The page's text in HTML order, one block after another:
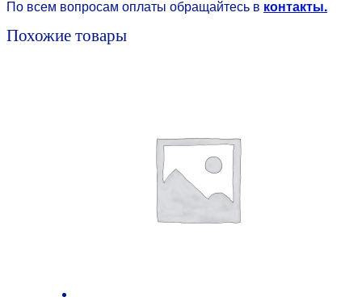
По всем вопросам оплаты обращайтесь в контакты.
Похожие товары